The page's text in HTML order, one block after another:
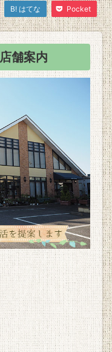
B! はてな Pocket
店舗案内